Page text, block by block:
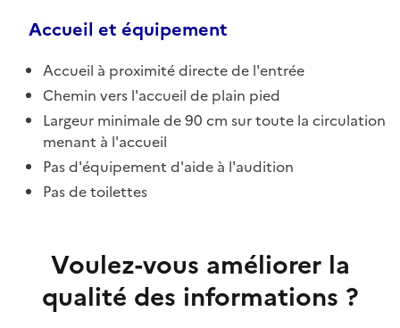
Accueil et équipement
Accueil à proximité directe de l'entrée
Chemin vers l'accueil de plain pied
Largeur minimale de 90 cm sur toute la circulation
menant à l'accueil
Pas d'équipement d'aide à l'audition
Pas de toilettes
Voulez-vous améliorer la
qualité des informations ?